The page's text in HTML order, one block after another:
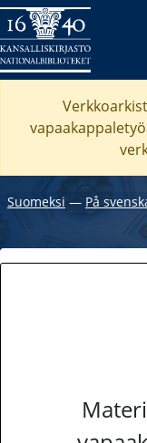
Suomeksi ― På